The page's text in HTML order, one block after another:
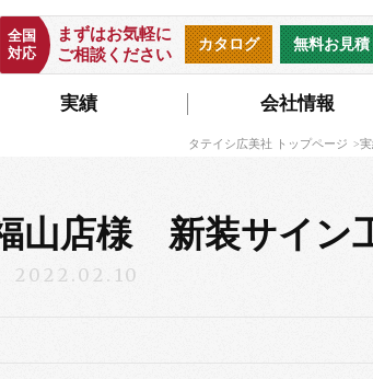
実績 会社情報
無料お見積
カタログ
まずはお気軽に
ご相談ください
全国
対応
タテイシ広美社 トップページ
山店様 新装サイン
2022.02.10